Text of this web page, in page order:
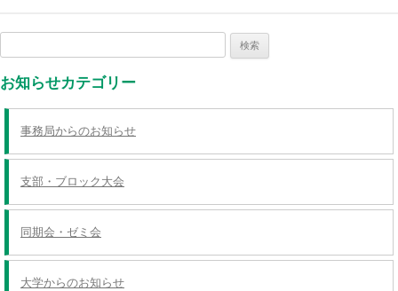
ゲ
ー
シ
ン
お知らせカテゴリー
事務局からのお知らせ
支部・ブロック大会
同期会・ゼミ会
大学からのお知らせ